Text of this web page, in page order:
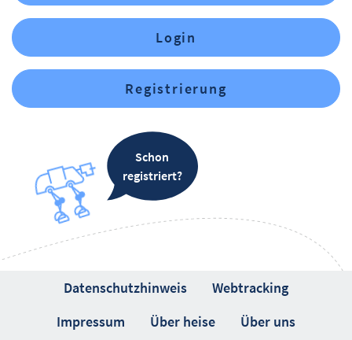
Login
Registrierung
Schon
registriert?
Datenschutzhinweis
Webtracking
Impressum
Über heise Über uns